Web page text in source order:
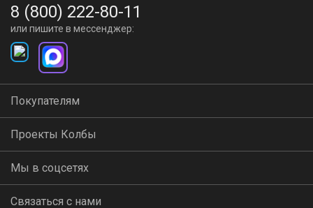
8 (800) 222-80-11
или пишите в мессенджер:
Покупателям
Проекты Колбы
Мы в соцсетях
Связаться с нами